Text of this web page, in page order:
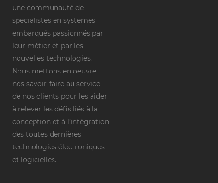
une communauté de
spécialistes en systèmes
embarqués passionnés par
leur métier et par les
nouvelles technologies.
Nous mettons en oeuvre
nos savoir-faire au service
de nos clients pour les aider
à relever les défis liés à la
conception et à l’intégration
des toutes dernières
technologies électroniques
et logicielles.